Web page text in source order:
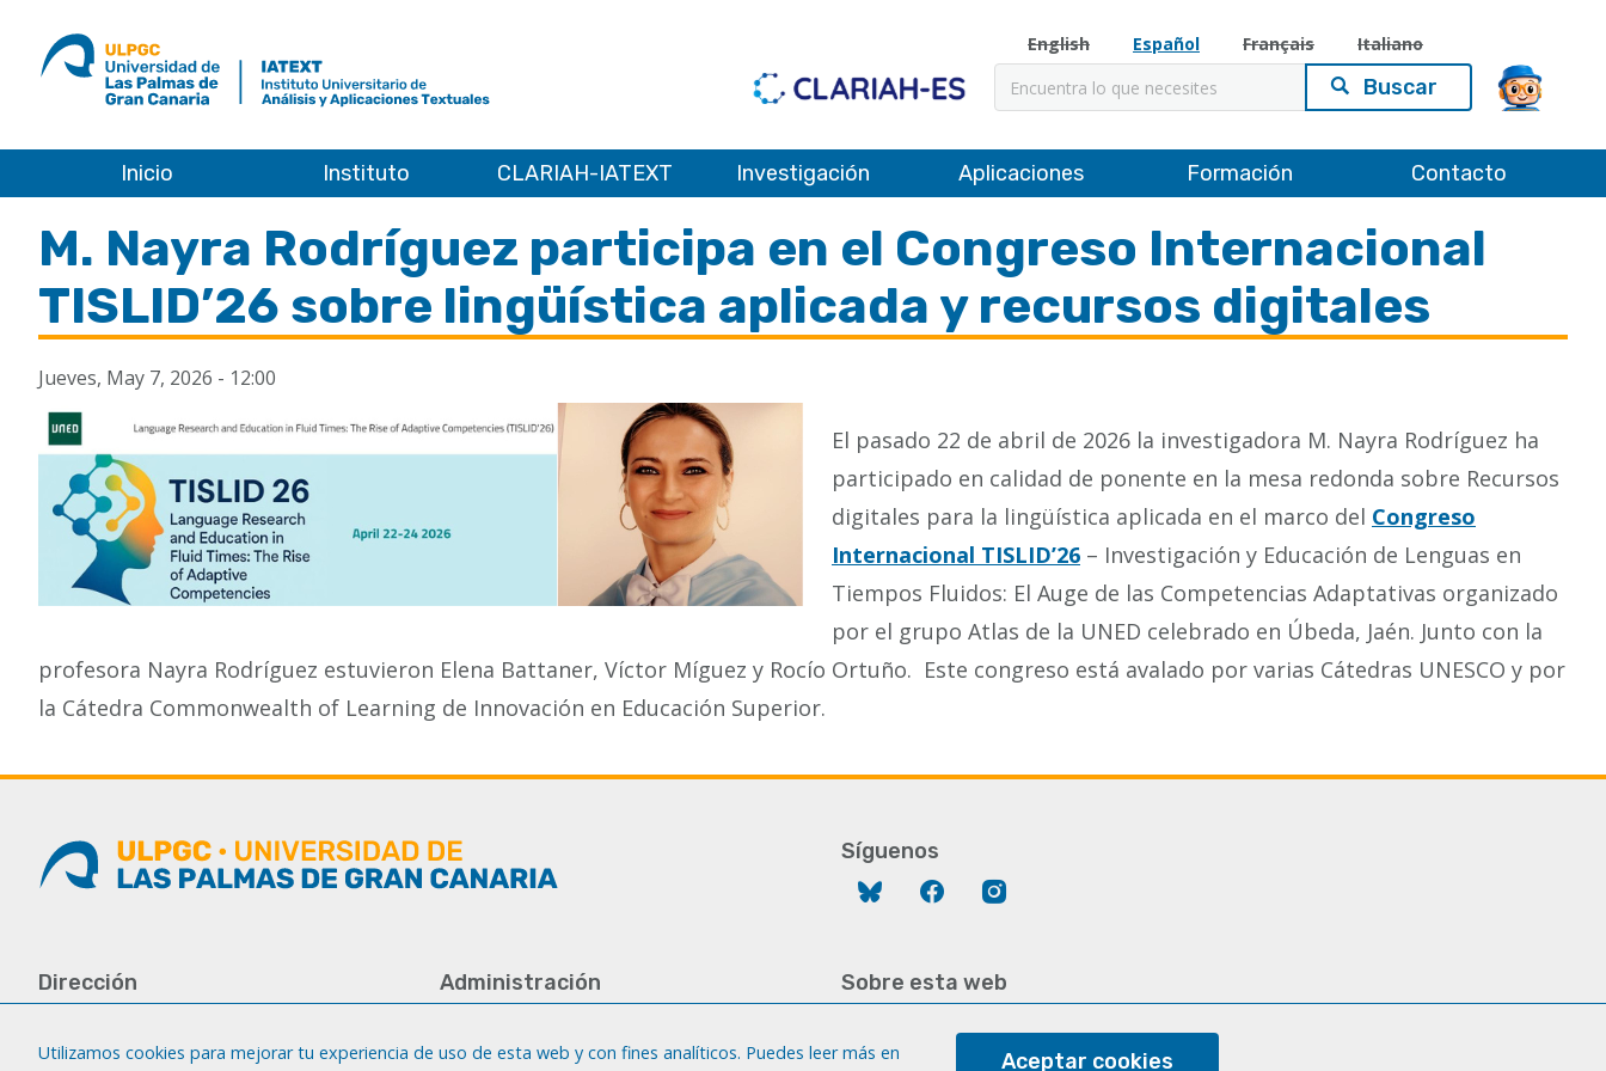
ULPGC
al
inicio
IATEXT
English Español Français
Italiano
Buscar
Inicio Instituto CLARIAH-IATEXT Investigación Aplicaciones Formación Contacto
M. Nayra Rodríguez participa en el Congreso Internacional
TISLID’26 sobre lingüística aplicada y recursos digitales
Jueves, May 7, 2026 - 12:00
El pasado 22 de abril de 2026 la investigadora M. Nayra Rodríguez ha
participado en calidad de ponente en la mesa redonda sobre Recursos
digitales para la lingüística aplicada en el marco del Congreso
Internacional TISLID’26 – Investigación y Educación de Lenguas en
Tiempos Fluidos: El Auge de las Competencias Adaptativas organizado
por el grupo Atlas de la UNED celebrado en Úbeda, Jaén. Junto con la
profesora Nayra Rodríguez estuvieron Elena Battaner, Víctor Míguez y Rocío Ortuño. Este congreso está avalado por varias Cátedras UNESCO y por
la Cátedra Commonwealth of Learning de Innovación en Educación Superior.
Síguenos
Bluesky Facebook
Dirección
Canaria
Administración
Fax: +34 928 451 701
Sobre esta web
Cookies
Utilizamos cookies para mejorar tu experiencia de uso de esta web y con fines analíticos. Puedes leer más en
Aceptar cookies